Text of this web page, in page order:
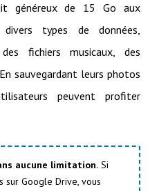
généreux de 15 Go aux
types de données,
fichiers musicaux, des
sauvegardant leurs photos
peuvent profiter
aucune limitation.Si
sur Google Drive, vous